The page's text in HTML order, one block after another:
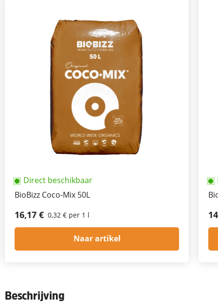
Direct beschikbaar
BioBizz Coco-Mix 50L
16,17 € 0,32 € per 1 l
Naar artikel
Beschrijving